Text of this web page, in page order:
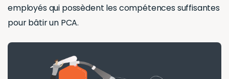
employés qui possèdent les compétences suffisantes
pour bâtir un PCA.